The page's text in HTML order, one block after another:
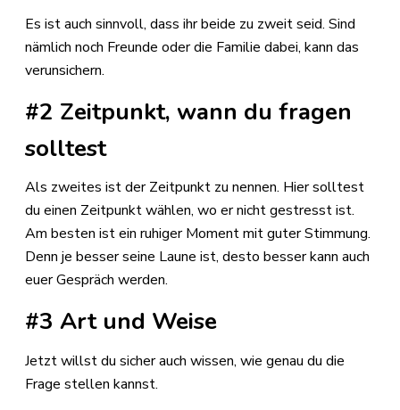
Es ist auch sinnvoll, dass ihr beide zu zweit seid. Sind
nämlich noch Freunde oder die Familie dabei, kann das
verunsichern.
#2 Zeitpunkt, wann du fragen
solltest
Als zweites ist der Zeitpunkt zu nennen. Hier solltest
du einen Zeitpunkt wählen, wo er nicht gestresst ist.
Am besten ist ein ruhiger Moment mit guter Stimmung.
Denn je besser seine Laune ist, desto besser kann auch
euer Gespräch werden.
#3 Art und Weise
Jetzt willst du sicher auch wissen, wie genau du die
Frage stellen kannst.